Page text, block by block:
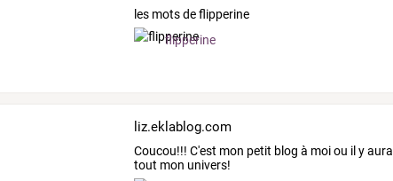
les mots de flipperine
flipperine
liz.eklablog.com
Coucou!!! C'est mon petit blog à moi ou il y aura
tout mon univers!